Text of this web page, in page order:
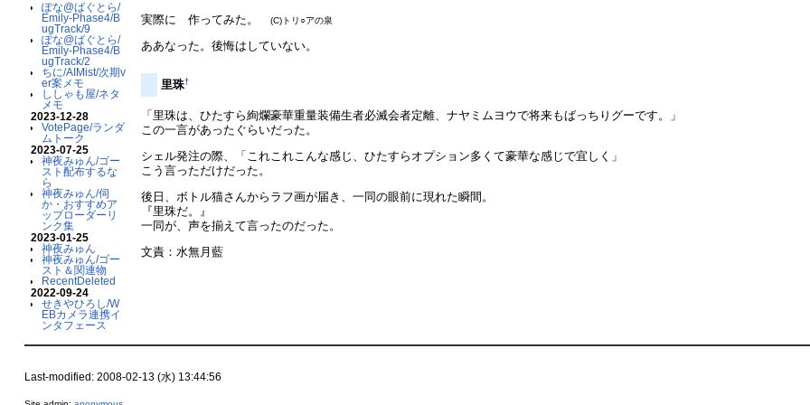
ぽな@ばぐとら/
Emily-Phase4/B
ugTrack/9
ぽな@ばぐとら/
Emily-Phase4/B
ugTrack/2
ちに/AIMist/次期v
er案メモ
ししゃも屋/ネタ
メモ
2023-12-28
VotePage/ランダ
ムトーク
2023-07-25
神夜みゅん/ゴー
スト配布するな
ら
神夜みゅん/伺
か・おすすめア
ップローダーリ
ンク集
2023-01-25
神夜みゅん
神夜みゅん/ゴー
スト＆関連物
RecentDeleted
2022-09-24
せきやひろし/W
EBカメラ連携イ
ンタフェース
実際に 作ってみた。(C)トリ○アの泉
ああなった。後悔はしていない。
里珠†
「里珠は、ひたすら絢爛豪華重量装備生者必滅会者定離、ナヤミムヨウで将来もばっちりグーです。」
この一言があったぐらいだった。
シェル発注の際、「これこれこんな感じ、ひたすらオプション多くて豪華な感じで宜しく」
こう言っただけだった。
後日、ボトル猫さんからラフ画が届き、一同の眼前に現れた瞬間。
『里珠だ。』
一同が、声を揃えて言ったのだった。
文責：水無月藍
Last-modified: 2008-02-13 (水) 13:44:56